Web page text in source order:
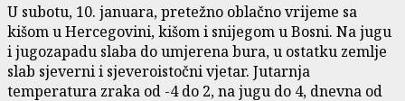
U subotu, 10. januara, pretežno oblačno vrijeme sa
kišom u Hercegovini, kišom i snijegom u Bosni. Na jugu
i jugozapadu slaba do umjerena bura, u ostatku zemlje
slab sjeverni i sjeveroistočni vjetar. Jutarnja
temperatura zraka od -4 do 2, na jugu do 4, dnevna od